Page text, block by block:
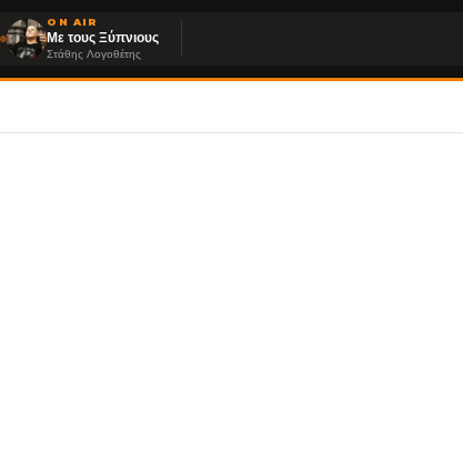
ON AIR
Με τους Ξύπνιους
Στάθης Λογοθέτης